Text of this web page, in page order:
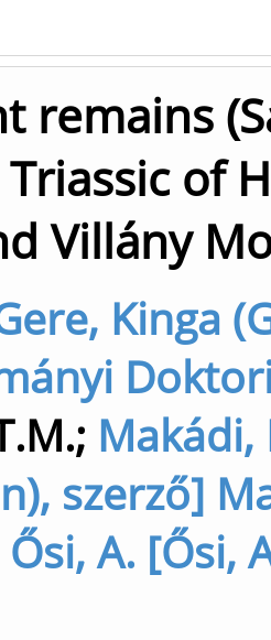
remains
of
Villány
Kinga
Doktori
; Makádi,
szerző]
Ősi, A. [Ősi,